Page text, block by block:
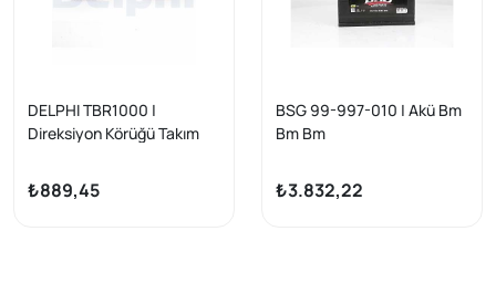
DELPHI TBR1000 |
Direksiyon Körüğü Takım
BYD Uyumlu
₺889,45
BSG 99-997-010 | Akü Bm
Bm Bm
₺3.832,22